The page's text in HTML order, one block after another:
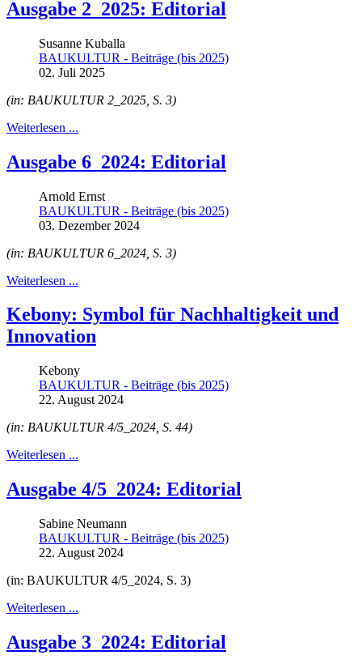
Ausgabe 2_2025: Editorial
Susanne Kuballa
BAUKULTUR - Beiträge (bis 2025)
02. Juli 2025
(in: BAUKULTUR 2_2025, S. 3)
Weiterlesen ...
Ausgabe 6_2024: Editorial
Arnold Ernst
BAUKULTUR - Beiträge (bis 2025)
03. Dezember 2024
(in: BAUKULTUR 6_2024, S. 3)
Weiterlesen ...
Kebony: Symbol für Nachhaltigkeit und
Innovation
Kebony
BAUKULTUR - Beiträge (bis 2025)
22. August 2024
(in: BAUKULTUR 4/5_2024, S. 44)
Weiterlesen ...
Ausgabe 4/5_2024: Editorial
Sabine Neumann
BAUKULTUR - Beiträge (bis 2025)
22. August 2024
(in: BAUKULTUR 4/5_2024, S. 3)
Weiterlesen ...
Ausgabe 3_2024: Editorial